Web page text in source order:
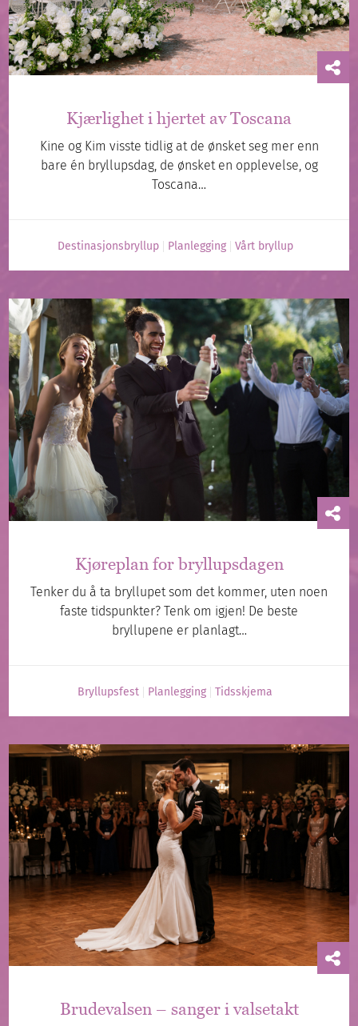
Kjærlighet i hjertet av Toscana
Kine og Kim visste tidlig at de ønsket seg mer enn
bare én bryllupsdag, de ønsket en opplevelse, og
Toscana…
Destinasjonsbryllup Planlegging Vårt bryllup
Kjøreplan for bryllupsdagen
Tenker du å ta bryllupet som det kommer, uten noen
faste tidspunkter? Tenk om igjen! De beste
bryllupene er planlagt…
Bryllupsfest Planlegging Tidsskjema
Brudevalsen – sanger i valsetakt